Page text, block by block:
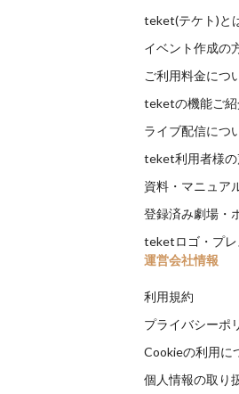
teket(テケト)と
イベント作成の
ご利用料金につ
teketの機能ご紹
ライブ配信につ
teket利用者様の
資料・マニュア
登録済み劇場・
teketロゴ・プレ
運営会社情報
利用規約
プライバシーポ
Cookieの利用に
個人情報の取り